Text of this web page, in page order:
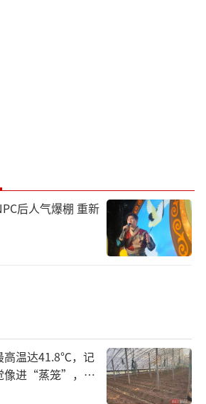
会记得有个叔叔告诉他，男
撑，可以好好说话，可以求
事，这是成长的一部分。（责
后人气爆棚 重新
高温达41.8℃，记
像进“蒸笼”，有
来干活